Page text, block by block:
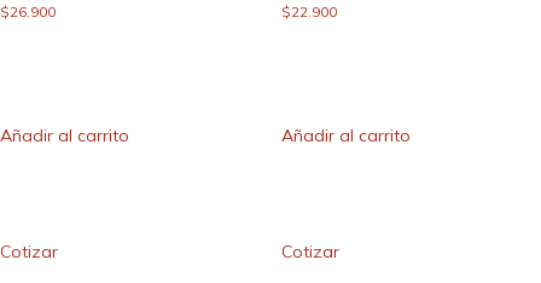
$26.900
Añadir al carrito
Cotizar
$22.900
Añadir al carrito
Cotizar